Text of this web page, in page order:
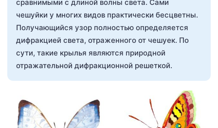
сравнимыми с длиной волны света. Сами
чешуйки у многих видов практически бесцветны.
Получающийся узор полностью определяется
дифракцией света, отраженного от чешуек. По
сути, такие крылья являются природной
отражательной дифракционной решеткой.